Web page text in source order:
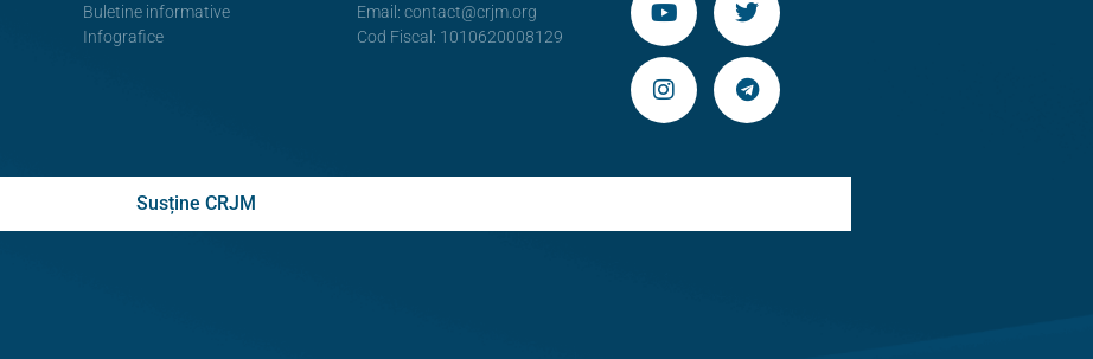
Buletine informative
Infografice
Email: contact@crjm.org
Cod Fiscal: 1010620008129
Susține CRJM